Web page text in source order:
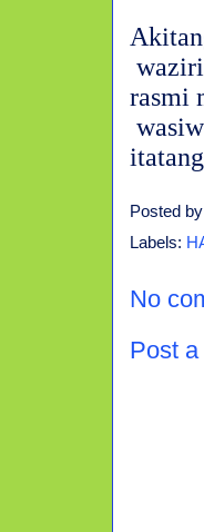
rasmi
Posted by
Labels:
No
Post